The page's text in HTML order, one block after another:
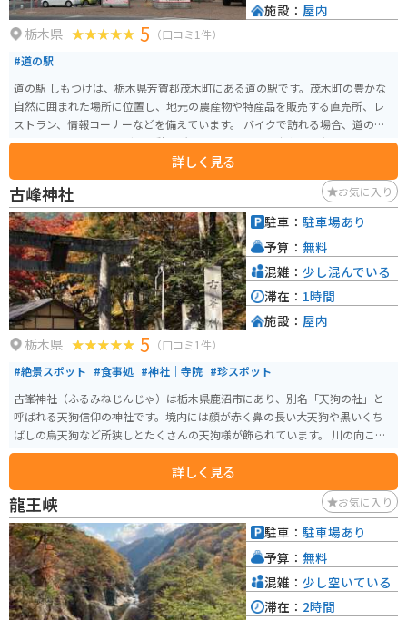
栃木県 5 （口コミ1件）
#道の駅
道の駅 しもつけは、栃木県芳賀郡茂木町にある道の駅です。茂木町の豊かな
自然に囲まれた場所に位置し、地元の農産物や特産品を販売する直売所、レ
ストラン、情報コーナーなどを備えています。 バイクで訪れる場合、道の駅
しもつけは、ツーリングの休憩場所として最適です。駐車場も広く、バイク
スタンドも設置されています。周辺には、緑豊かな山々が広がっており、景
色を楽しみながらツーリングを楽しむことができます。また、道の駅 しもつ
けから少し足を延ばせば、ツインリンクもてぎなど、観光スポットも点在し
ています。 道の駅 しもつけでは、地元産の新鮮な野菜や果物が人気です。特
に、茂木町特産のゆずを使った商品は、お土産におすすめです。また、レス
トランでは、地元の食材を使った料理を楽しむことができます。
詳しく見る
施設： 屋内
古峰神社 お気に入り
栃木県 5 （口コミ1件）
#絶景スポット #食事処 #神社｜寺院 #珍スポット
古峯神社（ふるみねじんじゃ）は栃木県鹿沼市にあり、別名「天狗の社」と
呼ばれる天狗信仰の神社です。境内には顔が赤く鼻の長い大天狗や黒いくち
ばしの烏天狗など所狭しとたくさんの天狗様が飾られています。 川の向こう
には、「古峯園（こほえん）という敷地約99000平方メートル（30000坪）の
廻遊式日本庭園があります。紅葉の名所として知られています。
詳しく見る
駐車： 駐車場あり
予算： 無料
混雑： 少し混んでいる
滞在： 1時間
施設： 屋内
龍王峡 お気に入り
駐車： 駐車場あり
予算： 無料
混雑： 少し空いている
滞在： 2時間